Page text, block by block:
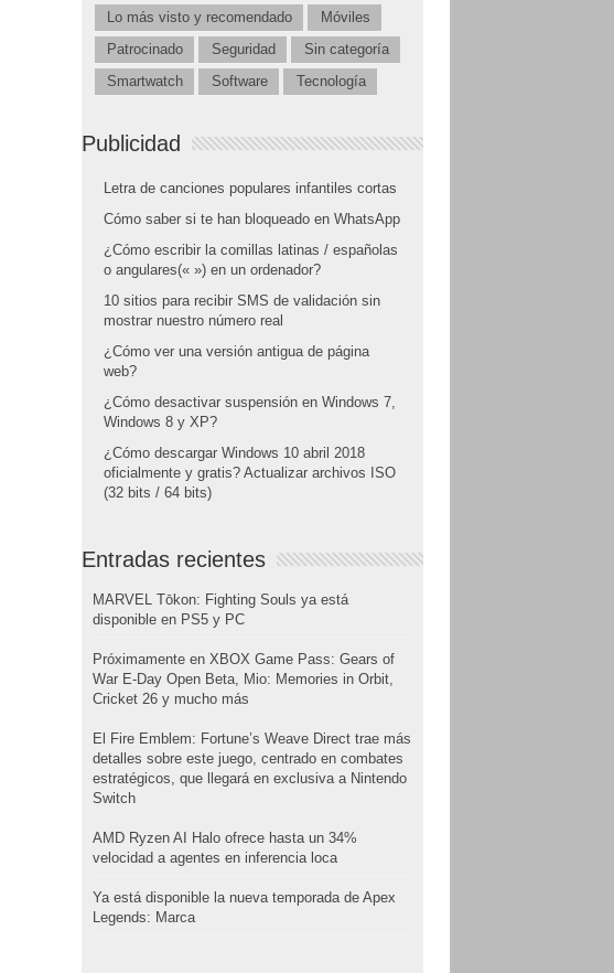
Lo más visto y recomendado
Móviles
Patrocinado
Seguridad
Sin categoría
Smartwatch
Software Tecnología
Publicidad
Letra de canciones populares infantiles cortas
Cómo saber si te han bloqueado en WhatsApp
¿Cómo escribir la comillas latinas / españolas
o angulares(« ») en un ordenador?
10 sitios para recibir SMS de validación sin
mostrar nuestro número real
¿Cómo ver una versión antigua de página
web?
¿Cómo desactivar suspensión en Windows 7,
Windows 8 y XP?
¿Cómo descargar Windows 10 abril 2018
oficialmente y gratis? Actualizar archivos ISO
(32 bits / 64 bits)
Entradas recientes
MARVEL Tōkon: Fighting Souls ya está
disponible en PS5 y PC
Próximamente en XBOX Game Pass: Gears of
War E-Day Open Beta, Mio: Memories in Orbit,
Cricket 26 y mucho más
El Fire Emblem: Fortune’s Weave Direct trae más
detalles sobre este juego, centrado en combates
estratégicos, que llegará en exclusiva a Nintendo
Switch
AMD Ryzen AI Halo ofrece hasta un 34%
velocidad a agentes en inferencia loca
Ya está disponible la nueva temporada de Apex
Legends: Marca